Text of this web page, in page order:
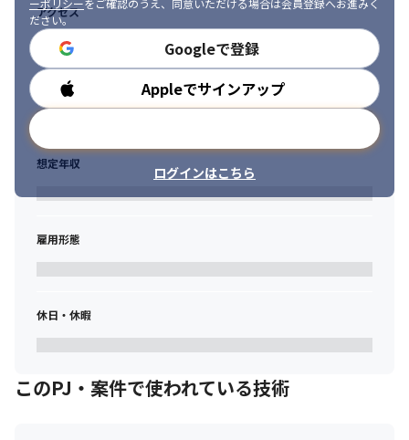
ーポリシーをご確認のうえ、同意いただける場合は会員登録へお進みく
ださい。
Googleで登録
Appleでサインアップ
ログインはこちら
アクセス
勤務時間
想定年収
雇用形態
休日・休暇
このPJ・案件で使われている技術